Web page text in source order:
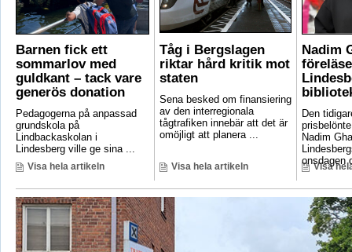
Barnen fick ett
sommarlov med
guldkant – tack vare
generös donation
Pedagogerna på anpassad
grundskola på
Lindbackaskolan i
Lindesberg ville ge sina ...
Visa hela artikeln
Tåg i Bergslagen
riktar hård kritik mot
staten
Sena besked om finansiering
av den interregionala
tågtrafiken innebär att det är
omöjligt att planera ...
Visa hela artikeln
Nadim
Den
Nadim
onsdagen
Visa